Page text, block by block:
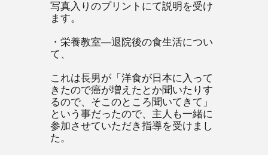
写真入りのプリントにて説明を受け
ます。
・栄養教室―退院後の食生活につい
て、
これは長男が「洋食が日本に入って
きたので癌が増えたとか聞いたりす
るので、そこのところ聞いてきて」
という事だったので、主人も一緒に
参加させていただき指導を受けまし
た。